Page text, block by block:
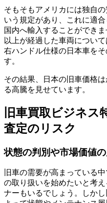
そもそもアメリカには独自
いう規定があり、これに適
国内へ輸入することができ
以上が経過した車両につい
右ハンドル仕様の日本車を
す。
その結果、日本の旧車価格
る高騰を見せています。
旧車買取ビジネス
査定のリスク
状態の判別や市場価値
旧車の需要が高まっている
の取り扱いを始めたいと考
ナーもいるでしょう。しか